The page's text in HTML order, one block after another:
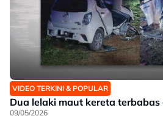
VIDEO TERKINI & POPULAR
Dua lelaki maut kereta terbabas
09/05/2026